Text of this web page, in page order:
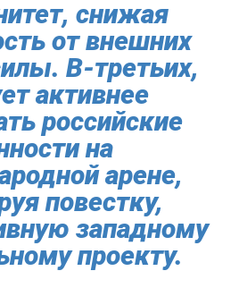
снижая
от внешних
В-третьих,
активнее
российские
на
арене,
повестку,
западному
проекту.